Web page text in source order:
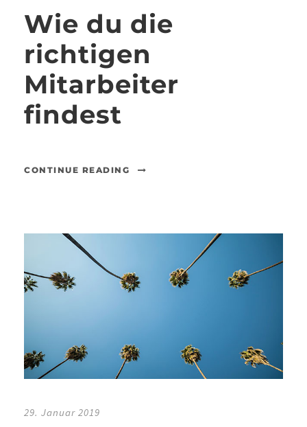
Wie du die
richtigen
Mitarbeiter
findest
CONTINUE READING
29. Januar 2019